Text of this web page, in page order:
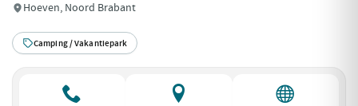
Hoeven, Noord Brabant
Camping / Vakantiepark